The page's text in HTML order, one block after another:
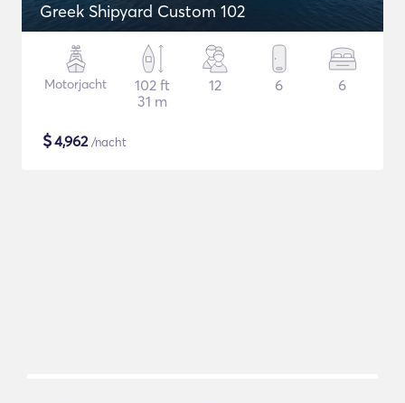
Greek Shipyard Custom 102
Motorjacht
102 ft
31 m
12 6 6
$4,962/nacht